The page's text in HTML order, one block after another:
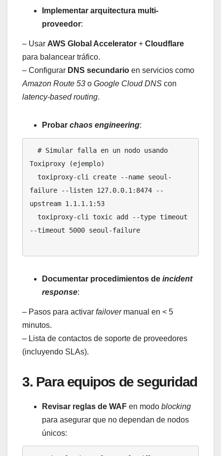
Implementar arquitectura multi-
proveedor:
– Usar AWS Global Accelerator + Cloudflare
para balancear tráfico.
– Configurar DNS secundario en servicios como
Amazon Route 53 o Google Cloud DNS con
latency-based routing.
Probar chaos engineering:
Toxiproxy (ejemplo)
failure --listen 127.0.0.1:8474 --
upstream 1.1.1.1:53
--timeout 5000 seoul-failure
Documentar procedimientos de incident
response:
– Pasos para activar failovermanual en < 5
minutos.
– Lista de contactos de soporte de proveedores
(incluyendo SLAs).
3. Para equipos de seguridad
Revisar reglas de WAF en modo blocking
para asegurar que no dependan de nodos
únicos: